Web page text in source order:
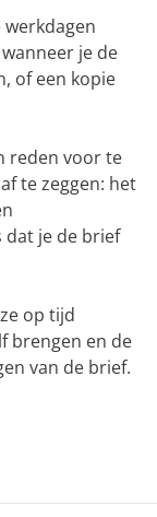
je de
of een kopie
reden voor te
te zeggen: het
dat je de brief
op tijd
brengen en de
van de brief.